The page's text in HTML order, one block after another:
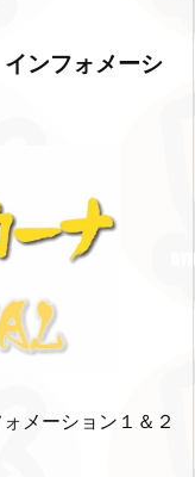
ンフォメーシ
メーション１＆２